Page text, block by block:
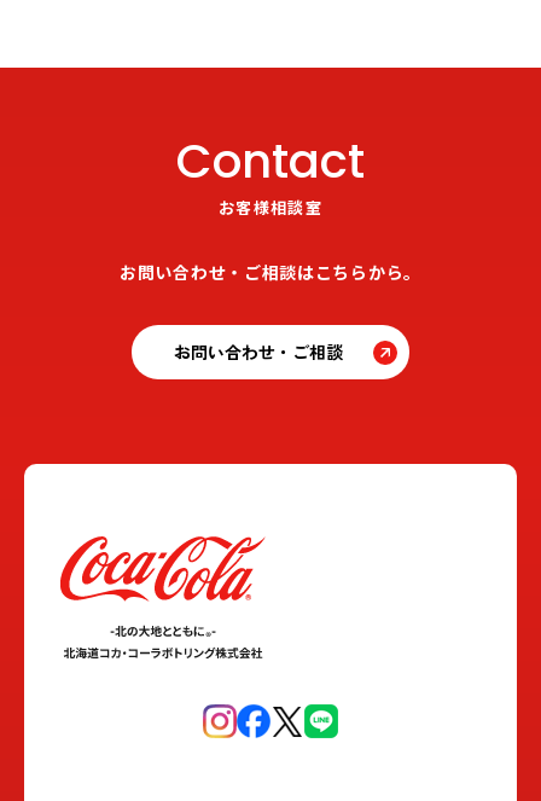
Contact
お客様相談室
お問い合わせ・ご相談はこちらから。
お問い合わせ・ご相談